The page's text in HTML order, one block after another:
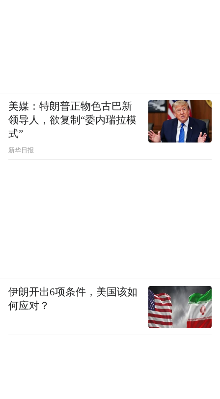
美媒：特朗普正物色古巴新
领导人，欲复制“委内瑞拉模
式”
新华日报
伊朗开出6项条件，美国该如
何应对？